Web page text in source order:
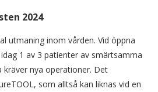
2024
utmaning inom vården. Vid öppna
1 av 3 patienter av smärtsamma
nya operationer. Det
som alltså kan liknas vid en